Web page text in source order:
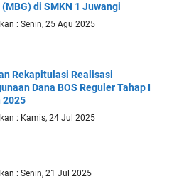
di SMKN 1 Juwangi
: Senin, 25 Agu 2025
Rekapitulasi Realisasi
Dana BOS Reguler Tahap I
2025
: Kamis, 24 Jul 2025
: Senin, 21 Jul 2025